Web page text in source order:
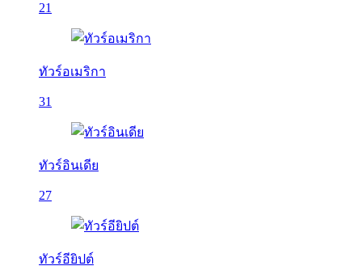
21
ทัวร์อเมริกา
31
ทัวร์อินเดีย
27
ทัวร์อียิปต์